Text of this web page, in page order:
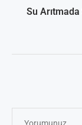
Su Arıtmada